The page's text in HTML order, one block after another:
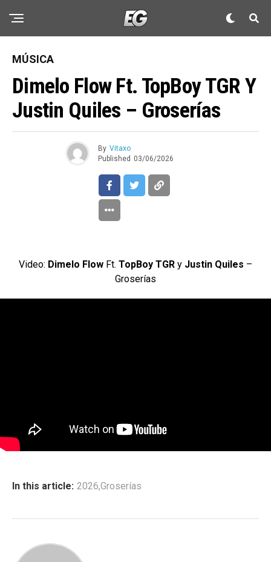
MÚSICA
Dimelo Flow Ft. TopBoy TGR Y
Justin Quiles – Groserías
By Vitaxo
Published 03/06/2026
Video: Dimelo Flow Ft. TopBoy TGR y Justin Quiles –
Groserías
In this article: 2026,Groserías